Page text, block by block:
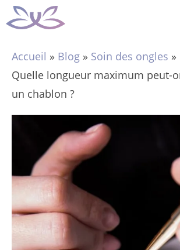
Aller
au
Accueil » Blog » Soin des ongles »
Quelle longueur maximum peut-
un chablon ?